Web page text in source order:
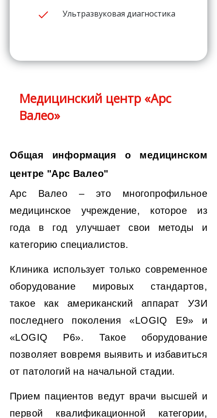
Ультразвуковая диагностика
Медицинский центр «Арс
Валео»
Общая информация о медицинском
центре "Арс Валео"
Арс Валео – это многопрофильное
медицинское учреждение, которое из
года в год улучшает свои методы и
категорию специалистов.
Клиника использует только современное
оборудование мировых стандартов,
такое как американский аппарат УЗИ
последнего поколения «LOGIQ E9» и
«LOGIQ P6». Такое оборудование
позволяет вовремя выявить и избавиться
от патологий на начальной стадии.
Прием пациентов ведут врачи высшей и
первой квалификационной категории,